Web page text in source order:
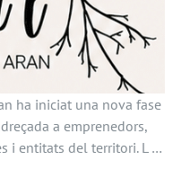
ha iniciat una nova fase
a emprenedors,
i entitats del territori. L …